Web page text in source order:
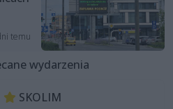
temu
wydarzenia
SKOLIM